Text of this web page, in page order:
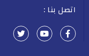
اتصل بنا :